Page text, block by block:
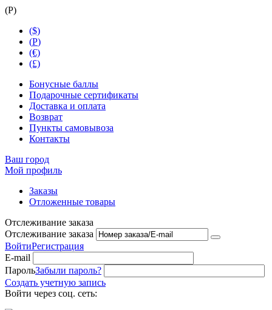
(Р)
($)
(Р)
(€)
(£)
Бонусные баллы
Подарочные сертификаты
Доставка и оплата
Возврат
Пункты самовывоза
Контакты
Ваш город
Мой профиль
Заказы
Отложенные товары
Отслеживание заказа
Отслеживание заказа
ВойтиРегистрация
E-mail
ПарольЗабыли пароль?
Создать учетную запись
Войти через соц. сеть: